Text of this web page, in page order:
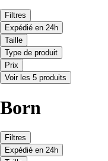
Filtres
Expédié en 24h
Taille
Type de produit
Prix
Voir les 5 produits
Born
Filtres
Expédié en 24h